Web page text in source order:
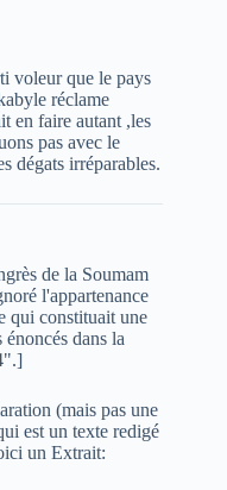
voleur que le pays
réclame
en faire autant ,les
pas avec le
dégats irréparables.
de la Soumam
l'appartenance
qui constituait une
dans la
(mais pas une
est un texte redigé
un Extrait: